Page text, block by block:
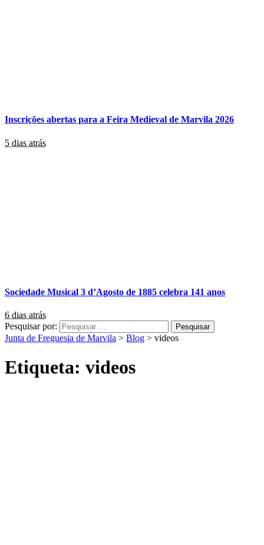
Inscrições abertas para a Feira Medieval de Marvila 2026
5 dias atrás
Sociedade Musical 3 d’Agosto de 1885 celebra 141 anos
6 dias atrás
Pesquisar por:
Junta de Freguesia de Marvila > Blog > videos
Etiqueta: videos